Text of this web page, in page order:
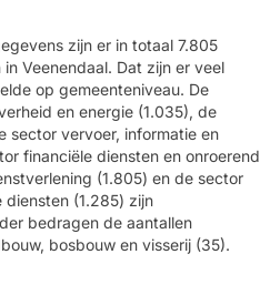
zijn er in totaal 7.805
Veenendaal. Dat zijn er veel
op gemeenteniveau. De
en energie (1.035), de
sector vervoer, informatie en
financiële diensten en onroerend
(1.805) en de sector
(1.285) zijn
bedragen de aantallen
bosbouw en visserij (35).